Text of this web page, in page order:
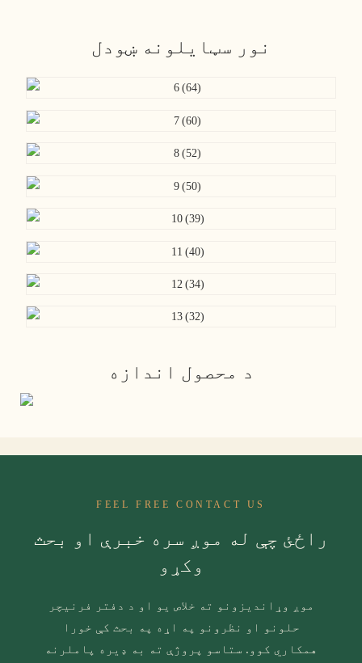
نور سټایلونه ښودل
د محصول اندازه
FEEL FREE CONTACT US
راځئ چې له موږ سره خبرې او بحث
وکړو
موږ وړاندیزونو ته خلاص یو او د دفتر فرنیچر
حلونو او نظرونو په اړه په بحث کې خورا
همکاري کوو. ستاسو پروژې ته به ډیره پاملرنه